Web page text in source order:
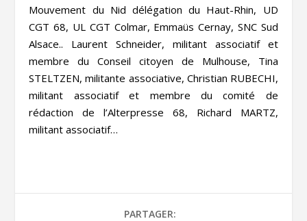
Mouvement du Nid délégation du Haut-Rhin, UD
CGT 68, UL CGT Colmar, Emmaüs Cernay, SNC Sud
Alsace.. Laurent Schneider, militant associatif et
membre du Conseil citoyen de Mulhouse, Tina
STELTZEN, militante associative, Christian RUBECHI,
militant associatif et membre du comité de
rédaction de l’Alterpresse 68, Richard MARTZ,
militant associatif…
PARTAGER: